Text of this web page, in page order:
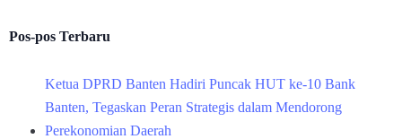
Pos-pos Terbaru
Ketua DPRD Banten Hadiri Puncak HUT ke-10 Bank
Banten, Tegaskan Peran Strategis dalam Mendorong
Perekonomian Daerah